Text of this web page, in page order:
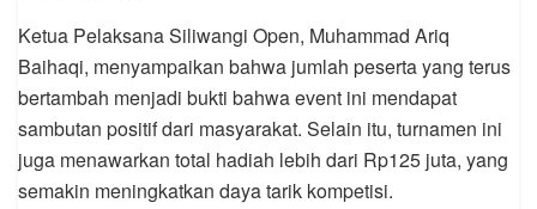
Ketua Pelaksana Siliwangi Open, Muhammad Ariq
Baihaqi, menyampaikan bahwa jumlah peserta yang terus
bertambah menjadi bukti bahwa event ini mendapat
sambutan positif dari masyarakat. Selain itu, turnamen ini
juga menawarkan total hadiah lebih dari Rp125 juta, yang
semakin meningkatkan daya tarik kompetisi.